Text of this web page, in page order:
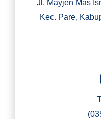
Jl. Mayjen Mas
Kec. Pare,